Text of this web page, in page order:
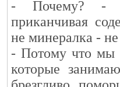
- Почему? -
приканчивая
не минералка -
- Потому что мы
которые